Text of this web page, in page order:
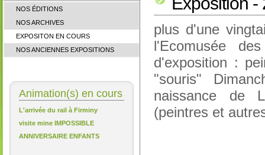
NOS ÉDITIONS
NOS ARCHIVES
EXPOSITON EN COURS
NOS ANCIENNES EXPOSITIONS
Animation(s) en cours
L'arrivée du rail à Firminy
visite mine IMPOSSIBLE
ANNIVERSAIRE ENFANTS
plus d'une
l'Ecomusée
d'exposition :
"souris"
naissance de
(peintres et